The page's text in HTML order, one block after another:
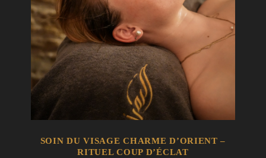
EN SAVOIR + AJOUTER AU PANIER
SOIN DU VISAGE CHARME D’ORIENT –
RITUEL COUP D’ÉCLAT